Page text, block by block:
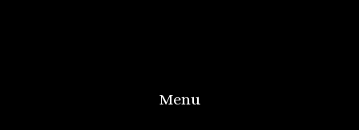
Menu